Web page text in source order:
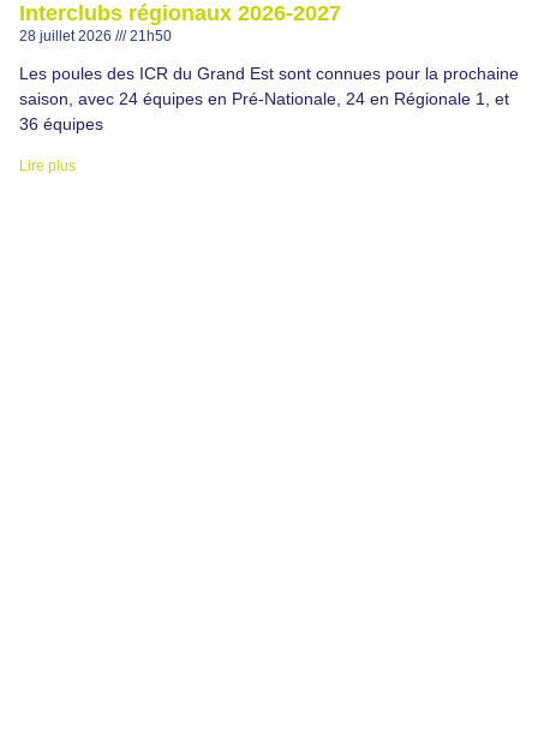
Interclubs régionaux 2026-2027
28 juillet 2026 21h50
Les poules des ICR du Grand Est sont connues pour la prochaine
saison, avec 24 équipes en Pré-Nationale, 24 en Régionale 1, et
36 équipes
Lire plus